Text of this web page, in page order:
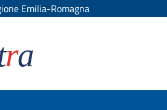
Emilia-Romagna
ra